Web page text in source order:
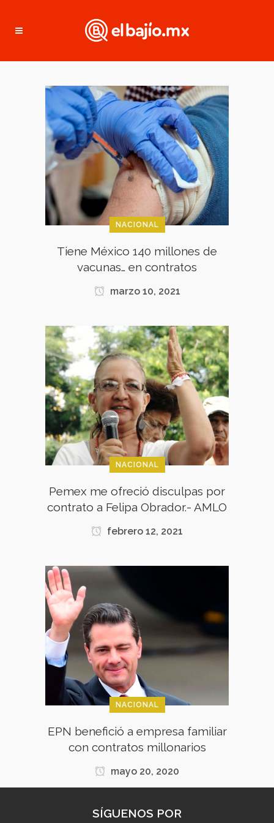
NACIONAL
Tiene México 140 millones de
vacunas… en contratos
marzo 10, 2021
NACIONAL
Pemex me ofreció disculpas por
contrato a Felipa Obrador.- AMLO
febrero 12, 2021
NACIONAL
EPN benefició a empresa familiar
con contratos millonarios
mayo 20, 2020
SÍGUENOS POR